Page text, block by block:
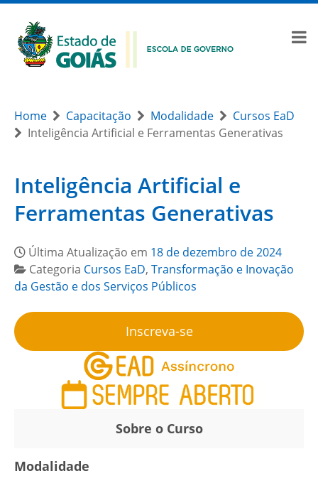
Home Capacitação Modalidade
Cursos EaD
Inteligência Artificial e Ferramentas Generativas
Inteligência Artificial e
Ferramentas Generativas
Última Atualização em 18 de dezembro de 2024
Categoria Cursos EaD, Transformação e Inovação
da Gestão e dos Serviços Públicos
Inscreva-se
Sobre o Curso
Modalidade